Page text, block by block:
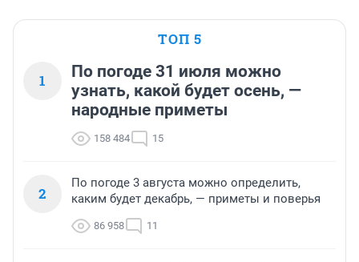
ТОП 5
1
По погоде 31 июля можно
узнать, какой будет осень, —
народные приметы
158 484 15
2
По погоде 3 августа можно определить,
каким будет декабрь, — приметы и поверья
86 958 11